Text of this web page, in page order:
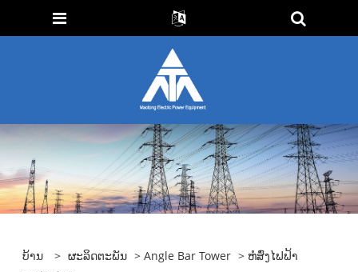
ບ້ານ > ຜະລິດຕະພັນ >Angle Bar Tower > ຫໍສົ່ງໄຟຟ້າ